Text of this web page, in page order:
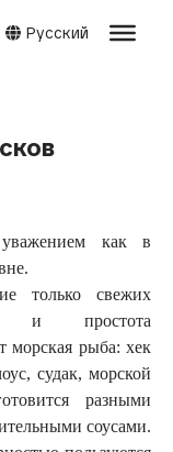
Русский
как в
только свежих
и простота
морская рыба: хек
судак, морской
разными
соусами.